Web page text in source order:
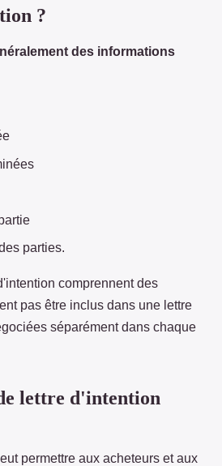
?
des informations
parties.
comprennent des
pas être inclus dans une lettre
séparément dans chaque
lettre d'intention
permettre aux acheteurs et aux